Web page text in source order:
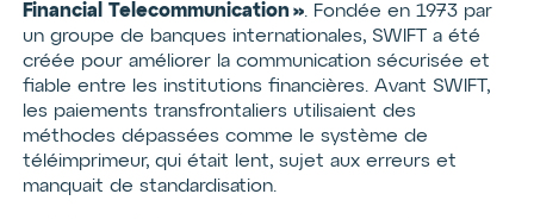
Financial Telecommunication ». Fondée en 1973 par
un groupe de banques internationales, SWIFT a été
créée pour améliorer la communication sécurisée et
fiable entre les institutions financières. Avant SWIFT,
les paiements transfrontaliers utilisaient des
méthodes dépassées comme le système de
téléimprimeur, qui était lent, sujet aux erreurs et
manquait de standardisation.